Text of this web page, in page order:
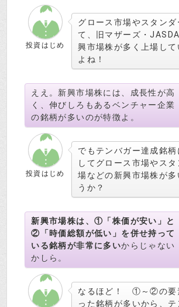
投資はじめ
グロース市場やスタンダ
て、旧マザーズ・
興市場株が多く上場して
よね！
ええ。新興市場株には、成長性が高
く、伸びしろもあるベンチャー企業
の銘柄が多いのが特徴よ。
投資はじめ
でもテンバガー達成銘柄
してグロース市場やス
場などの新興市場株が多
うか？
新興市場株は、①「株価が安い」と
②「時価総額が低い」を併せ持って
いる銘柄が非常に多いからじゃない
かしら。
なるほど！ ①～②の要
った銘柄が多いから、テ